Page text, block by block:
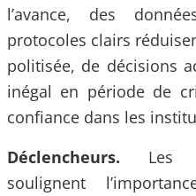
l’avance, des
protocoles clairs
politisée, de décisions
inégal en période de
confiance dans les
Déclencheurs. Les
soulignent